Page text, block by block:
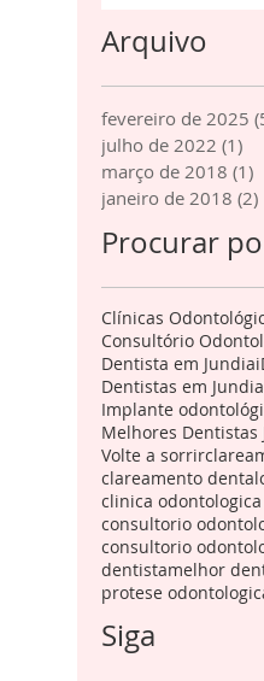
Arquivo
fevereiro de 2025
julho de 2022 (1)
março de 2018 (1)
janeiro de 2018 (2)
Procurar
Clínicas
Consultório
Dentista em Jundiai
Dentistas em
Implante
Melhores Dentistas
Volte a sorrir
clareamento dental
clinica
consultorio
consultorio
dentistamelhor
protese
Siga